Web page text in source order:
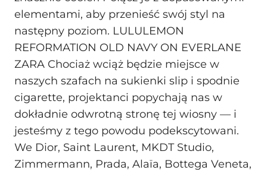
elementami, aby przenieść swój styl na
następny poziom. LULULEMON
REFORMATION OLD NAVY ON EVERLANE
ZARA Chociaż wciąż będzie miejsce w
naszych szafach na sukienki slip i spodnie
cigarette, projektanci popychają nas w
dokładnie odwrotną stronę tej wiosny — i
jesteśmy z tego powodu podekscytowani.
We Dior, Saint Laurent, MKDT Studio,
Zimmermann, Prada, Alaïa, Bottega Veneta,